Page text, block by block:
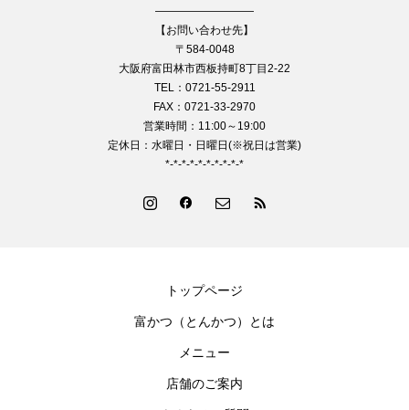
—————————
【お問い合わせ先】
〒584-0048
大阪府富田林市西板持町8丁目2-22
TEL：0721-55-2911
FAX：0721-33-2970
営業時間：11:00～19:00
定休日：水曜日・日曜日(※祝日は営業)
*-*-*-*-*-*-*-*-*-*
トップページ
富かつ（とんかつ）とは
メニュー
店舗のご案内